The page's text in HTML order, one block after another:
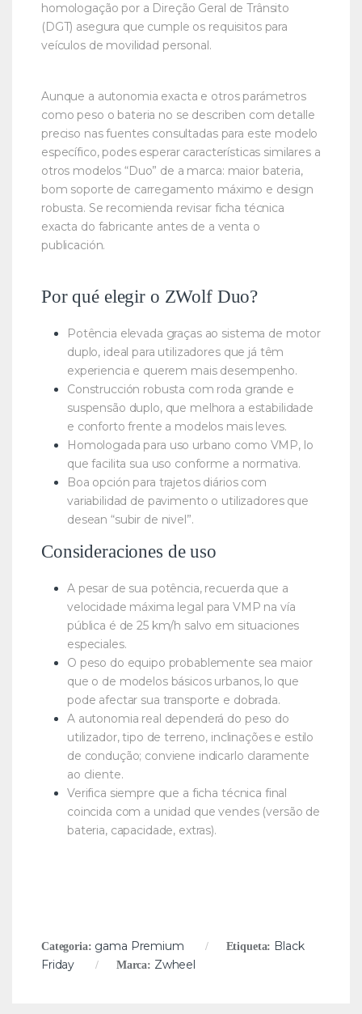
homologação por a Direção Geral de Trânsito
(DGT) asegura que cumple os requisitos para
veículos de movilidad personal.
Aunque a autonomia exacta e otros parámetros
como peso o bateria no se describen com detalle
preciso nas fuentes consultadas para este modelo
específico, podes esperar características similares a
otros modelos “Duo” de a marca: maior bateria,
bom soporte de carregamento máximo e design
robusta. Se recomienda revisar ficha técnica
exacta do fabricante antes de a venta o
publicación.
Por qué elegir o ZWolf Duo?
Potência elevada graças ao sistema de motor
duplo, ideal para utilizadores que já têm
experiencia e querem mais desempenho.
Construcción robusta com roda grande e
suspensão duplo, que melhora a estabilidade
e conforto frente a modelos mais leves.
Homologada para uso urbano como VMP, lo
que facilita sua uso conforme a normativa.
Boa opción para trajetos diários com
variabilidad de pavimento o utilizadores que
desean “subir de nivel”.
Consideraciones de uso
A pesar de sua potência, recuerda que a
velocidade máxima legal para VMP na vía
pública é de 25 km/h salvo em situaciones
especiales.
O peso do equipo probablemente sea maior
que o de modelos básicos urbanos, lo que
pode afectar sua transporte e dobrada.
A autonomia real dependerá do peso do
utilizador, tipo de terreno, inclinações e estilo
de condução; conviene indicarlo claramente
ao cliente.
Verifica siempre que a ficha técnica final
coincida com a unidad que vendes (versão de
bateria, capacidade, extras).
Categoria: gama Premium Etiqueta: Black
Friday
Marca: Zwheel